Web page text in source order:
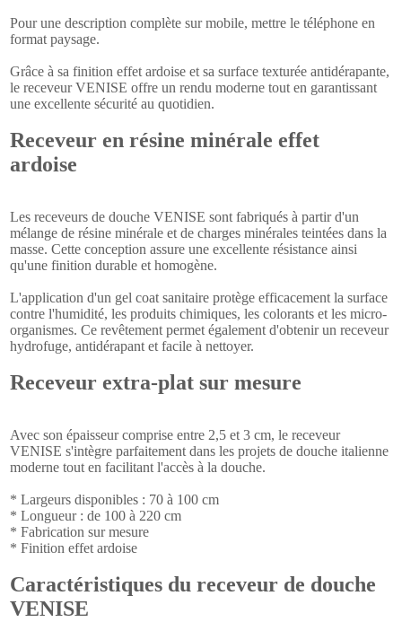
Pour une description complète sur mobile, mettre le téléphone en
format paysage.
Grâce à sa finition effet ardoise et sa surface texturée antidérapante,
le receveur VENISE offre un rendu moderne tout en garantissant
une excellente sécurité au quotidien.
Receveur en résine minérale effet
ardoise
Les receveurs de douche VENISE sont fabriqués à partir d'un
mélange de résine minérale et de charges minérales teintées dans la
masse. Cette conception assure une excellente résistance ainsi
qu'une finition durable et homogène.
L'application d'un gel coat sanitaire protège efficacement la surface
contre l'humidité, les produits chimiques, les colorants et les micro-
organismes. Ce revêtement permet également d'obtenir un receveur
hydrofuge, antidérapant et facile à nettoyer.
Receveur extra-plat sur mesure
Avec son épaisseur comprise entre 2,5 et 3 cm, le receveur
VENISE s'intègre parfaitement dans les projets de douche italienne
moderne tout en facilitant l'accès à la douche.
* Largeurs disponibles : 70 à 100 cm
* Longueur : de 100 à 220 cm
* Fabrication sur mesure
* Finition effet ardoise
Caractéristiques du receveur de douche
VENISE